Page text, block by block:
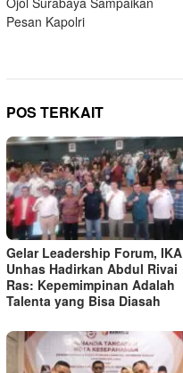
Pesan Kapolri
POS TERKAIT
Gelar Leadership Forum, IKA
Unhas Hadirkan Abdul Rivai
Ras: Kepemimpinan Adalah
Talenta yang Bisa Diasah